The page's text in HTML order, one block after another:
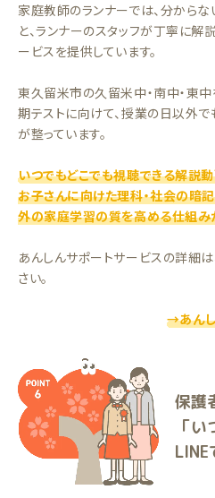
家庭教師のランナーでは、分から
と、ランナーのスタッフが丁寧に解
ービスを提供しています。
東久留米市の久留米中・南中・東
期テストに向けて、授業の日以外
が整っています。
いつでもどこでも視聴できる解説
お子さんに向けた理科・社会の暗
外の家庭学習の質を高める仕組み
あんしんサポートサービスの詳細は
さい。
→あんし
保護
「
LINE